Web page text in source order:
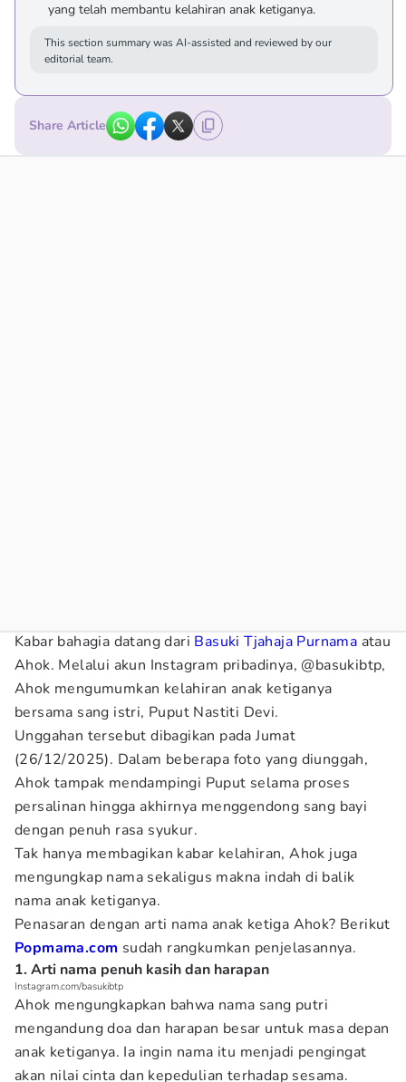
yang telah membantu kelahiran anak ketiganya.
This section summary was AI-assisted and reviewed by our
editorial team.
Share Article
Kabar bahagia datang dari Basuki Tjahaja Purnama atau
Ahok. Melalui akun Instagram pribadinya, @basukibtp,
Ahok mengumumkan kelahiran anak ketiganya
bersama sang istri, Puput Nastiti Devi.
Unggahan tersebut dibagikan pada Jumat
(26/12/2025). Dalam beberapa foto yang diunggah,
Ahok tampak mendampingi Puput selama proses
persalinan hingga akhirnya menggendong sang bayi
dengan penuh rasa syukur.
Tak hanya membagikan kabar kelahiran, Ahok juga
mengungkap nama sekaligus makna indah di balik
nama anak ketiganya.
Penasaran dengan arti nama anak ketiga Ahok? Berikut
Popmama.com sudah rangkumkan penjelasannya.
1. Arti nama penuh kasih dan harapan
Instagram.com/basukibtp
Ahok mengungkapkan bahwa nama sang putri
mengandung doa dan harapan besar untuk masa depan
anak ketiganya. Ia ingin nama itu menjadi pengingat
akan nilai cinta dan kepedulian terhadap sesama.